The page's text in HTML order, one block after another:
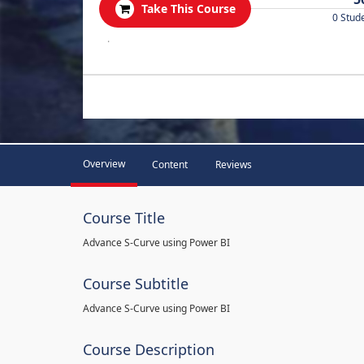
Take This Course
0
.
Overview Content Reviews
Course Title
Advance S-Curve using Power BI
Course Subtitle
Advance S-Curve using Power BI
Course Description